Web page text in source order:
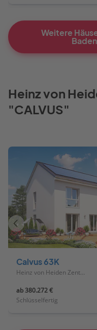
Weitere
Heinz von
"CALVUS"
Calvus 63K
Heinz von Heiden Zentrale
ab 380.272 €
Schlüsselfertig
Vorheriges
Haus